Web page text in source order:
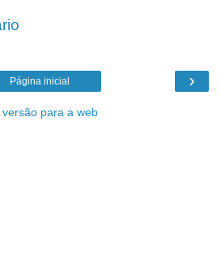
›
Página inicial
versão para a web